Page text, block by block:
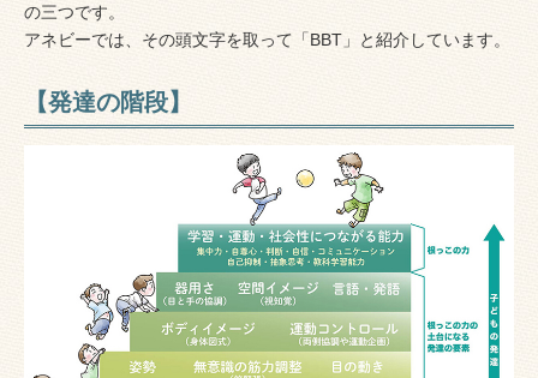
の三つです。
アネビーでは、その頭文字を取って「BBT」と紹介しています。
【発達の階段】